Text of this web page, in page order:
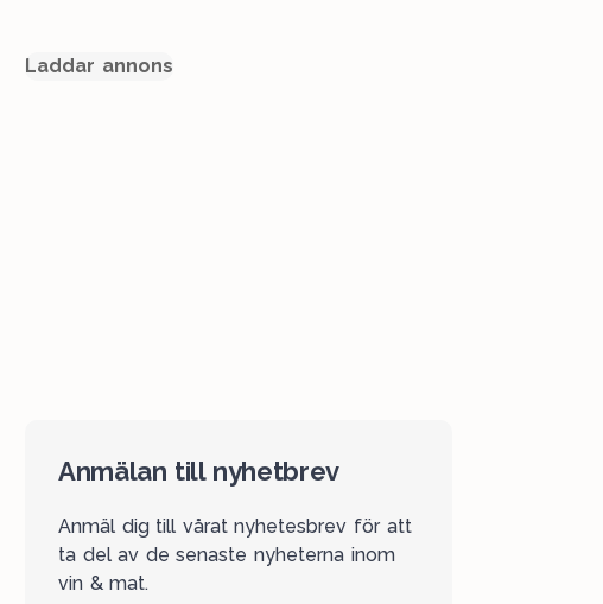
Laddar annons
Anmälan till nyhetbrev
Anmäl dig till vårat nyhetesbrev för att
ta del av de senaste nyheterna inom
vin & mat.